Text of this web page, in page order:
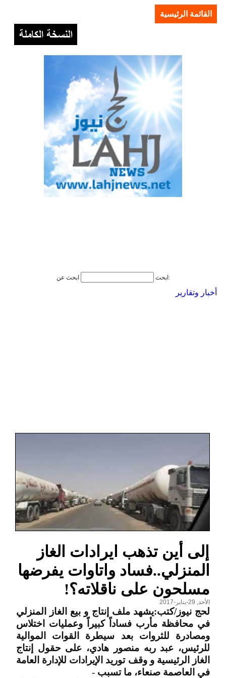
القائمة الرئيسية
ابحث ابحث عن:
أخبار وتقارير
إلى أين تذهب ايرادات الغاز
المنزلي..فساد واتاوات يفرضها
مسلحون على ناقلاته؟!
الأحد, 29-يناير-2017
لحج نيوز/كتب:يشهد ملف إنتاج و بيع الغاز المنزلي
في محافظة مأرب فساداً كبيراً وعمليات اختلاس
ومصادرة للثروات بعد سيطرة القوات الموالية
للرئيس، عبد ربه منصور هادي، على حقول إنتاج
الغاز الرئيسية و وقف توريد الإيرادات للإدارة العامة
في العاصمة صنعاء، ما تسبب -